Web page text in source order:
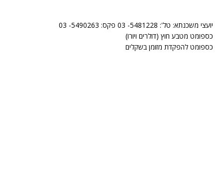
יועצי משכנתא: טל': 5481228- 03 פקס: 5490263- 03
כספומט מטבע חוץ (דולרים ויורו)
כספומט להפקדת מזומן בשקלים